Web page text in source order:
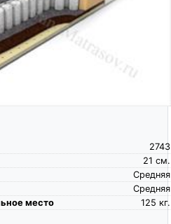
2743
см.
21
Средняя
Средняя
место
кг.
125